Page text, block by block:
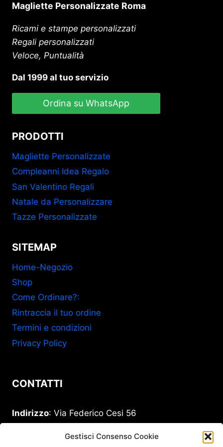
Gestisci Consenso Cookie
Magliette Personalizzate Roma
Ricami e stampe personalizzati
Regali personalizzati
Veloce, Puntualità
Dal 1999 al tuo servizio
Ordina su WhatsApp
PRODOTTI
Magliette Personalizzate
Compleanni Idea Regalo
San Valentino Regali
Natale da Personalizzare
Tazze Personalizzate
SITEMAP
Home-Negozio
Shop
Come Ordinare?:
Rintraccia il tuo ordine
Termini e condizioni
Privacy Policy
CONTATTI
Indirizzo: Via Federico Cesi 56